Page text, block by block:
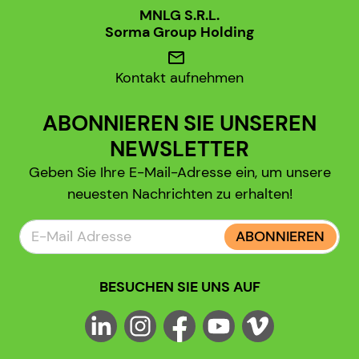
MNLG S.R.L.
Sorma Group Holding
mail
Kontakt aufnehmen
ABONNIEREN SIE UNSEREN
NEWSLETTER
Geben Sie Ihre E-Mail-Adresse ein, um unsere
neuesten Nachrichten zu erhalten!
ABONNIEREN
BESUCHEN SIE UNS AUF